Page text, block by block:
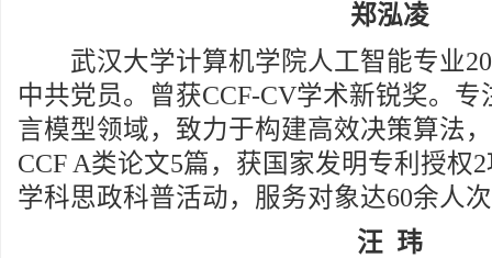
郑泓凌
武汉大学计算机学院人工智能专业
中共党员。曾获CCF-CV学术新锐奖。
言模型领域，致力于构建高效决策算法
CCF A类论文5篇，获国家发明专利授权
学科思政科普活动，服务对象达60余人
汪 玮